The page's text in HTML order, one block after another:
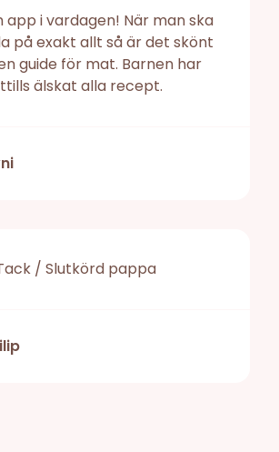
app i vardagen! När man ska
på exakt allt så är det skönt
guide för mat. Barnen har
älskat alla recept.
/ Slutkörd pappa